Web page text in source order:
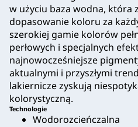
w użyciu baza wodna, która
dopasowanie koloru za
szerokiej gamie kolorów
perłowych i specjalnych
najnowocześniejsze
aktualnymi i przyszłymi
lakiernicze zyskują
kolorystyczną.
Technologie
Wodorozcieńczalna